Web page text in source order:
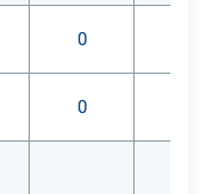
0
0